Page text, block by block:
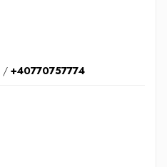
/ +40770757774